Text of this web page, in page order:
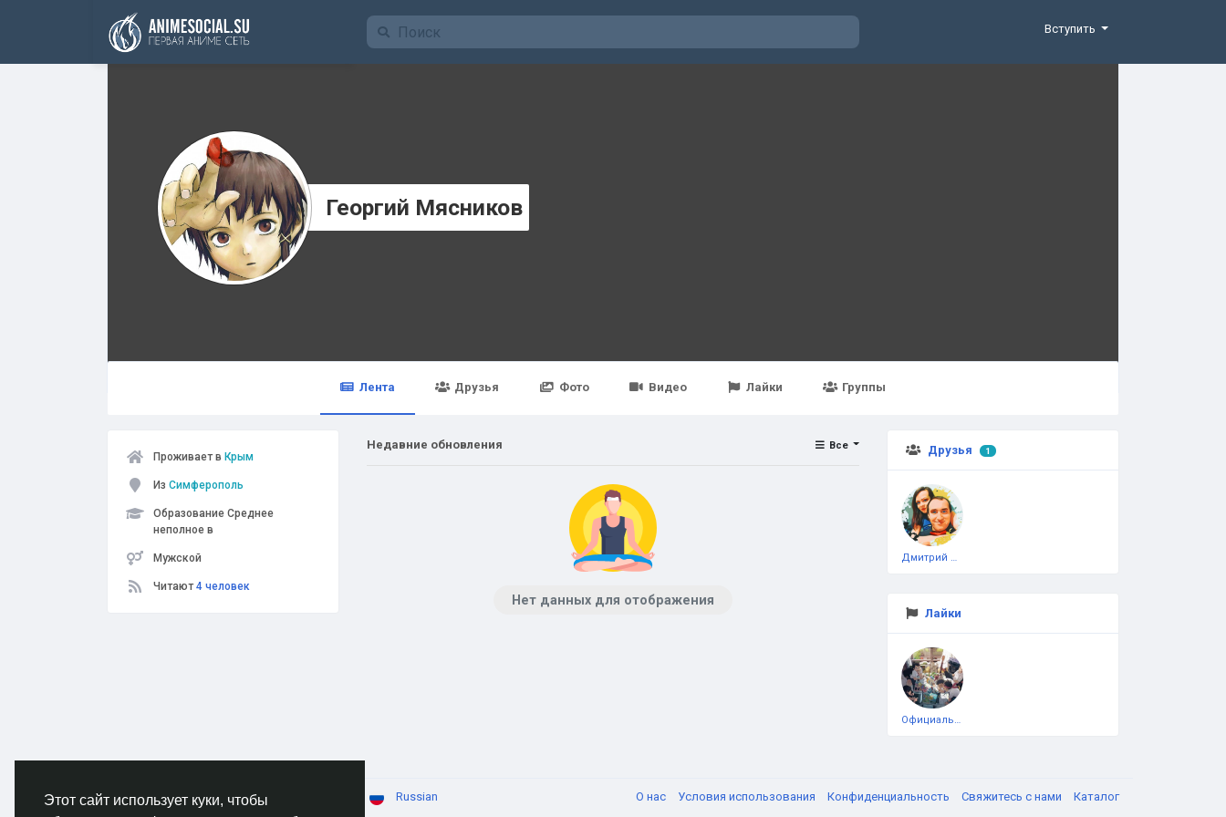
Этот сайт использует куки, чтобы
Funding
Вступить
Георгий Мясников
Лента Друзья Фото Видео Лайки Группы
Проживает в Крым
Из Симферополь
Образование Среднее
неполное в
Мужской
Читают4 человек
Друзья 1
Дмитрий Чеботарёв
Лайки
Официальная тестовая страница
Недавние обновления Все
Нет данных для отображения
© 2026 AnimeSocial.SU - Первая аниме сеть! Russian О нас Условия использования Конфиденциальность Свяжитесь с нами Каталог